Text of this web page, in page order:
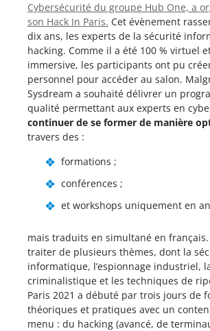
Cybersécurité du groupe Hub One, a
son Hack In Paris. Cet évènement
dix ans, les experts de la sécurité
hacking. Comme il a été 100 % virtuel
immersive, les participants ont pu
personnel pour accéder au salon.
Sysdream a souhaité délivrer un
qualité permettant aux experts en
continuer de se former de manière
travers des :
formations ;
conférences ;
et workshops uniquement en
mais traduits en simultané en français.
traiter de plusieurs thèmes, dont la
informatique, l’espionnage industriel,
criminalistique et les techniques de
Paris 2021 a débuté par trois jours de
théoriques et pratiques avec un
menu : du hacking (avancé, de